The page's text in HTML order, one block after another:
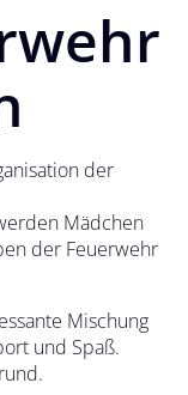
der
Mädchen
der Feuerwehr
Mischung
und Spaß.